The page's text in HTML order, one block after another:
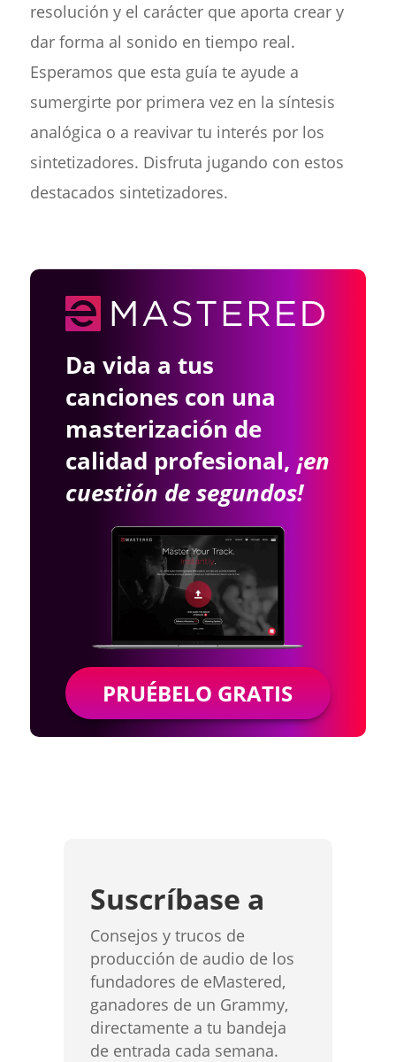
resolución y el carácter que aporta crear y
dar forma al sonido en tiempo real.
Esperamos que esta guía te ayude a
sumergirte por primera vez en la síntesis
analógica o a reavivar tu interés por los
sintetizadores. Disfruta jugando con estos
destacados sintetizadores.
Da vida a tus
canciones con una
masterización de
calidad profesional, ¡en
cuestión de segundos!
PRUÉBELO GRATIS
Suscríbase a
Consejos y trucos de
producción de audio de los
fundadores de eMastered,
ganadores de un Grammy,
directamente a tu bandeja
de entrada cada semana.